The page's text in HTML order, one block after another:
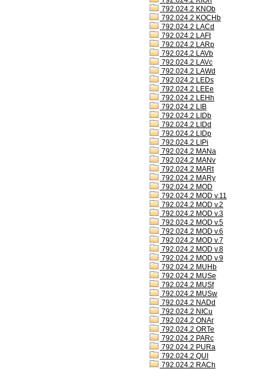
792.024.2 KNOb
792.024.2 KOCHb
792.024.2 LACd
792.024.2 LAFt
792.024.2 LARp
792.024.2 LAVb
792.024.2 LAVc
792.024.2 LAWd
792.024.2 LEDs
792.024.2 LEEe
792.024.2 LEHh
792.024.2 LIB
792.024.2 LIDb
792.024.2 LIDd
792.024.2 LIDp
792.024.2 LIPi
792.024.2 MANa
792.024.2 MANv
792.024.2 MARt
792.024.2 MARy
792.024.2 MOD
792.024.2 MOD v.11
792.024.2 MOD v.2
792.024.2 MOD v.3
792.024.2 MOD v.5
792.024.2 MOD v.6
792.024.2 MOD v.7
792.024.2 MOD v.8
792.024.2 MOD v.9
792.024.2 MUHb
792.024.2 MUSe
792.024.2 MUSf
792.024.2 MUSw
792.024.2 NADd
792.024.2 NICu
792.024.2 ONAr
792.024.2 ORTe
792.024.2 PARc
792.024.2 PURa
792.024.2 QUI
792.024.2 RACh